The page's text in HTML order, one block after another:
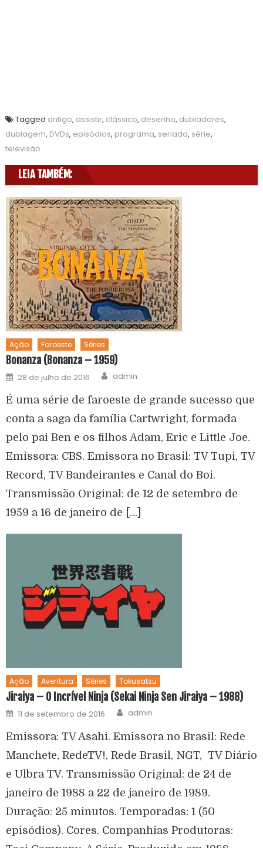
Tagged antigo, assistir, clássico, desenho, dubladores,
dublagem, DVDs, episódios, programa, seriado, série,
televisão
LEIA TAMBÉM:
Ação Faroeste Séries
Bonanza (Bonanza – 1959)
28 de julho de 2016 admin
É uma série de faroeste de grande sucesso que
conta a saga da família Cartwright, formada
pelo pai Ben e os filhos Adam, Eric e Little Joe.
Emissora: CBS. Emissora no Brasil: TV Tupi, TV
Record, TV Bandeirantes e Canal do Boi.
Transmissão Original: de 12 de setembro de
1959 a 16 de janeiro de […]
Ação Aventura Séries Tokusatsu
Jiraiya – O Incrível Ninja (Sekai Ninja Sen Jiraiya – 1988)
11 de setembro de 2016 admin
Emissora: TV Asahi. Emissora no Brasil: Rede
Manchete, RedeTV!, Rede Brasil, NGT, TV Diário
e Ulbra TV. Transmissão Original: de 24 de
janeiro de 1988 a 22 de janeiro de 1989.
Duração: 25 minutos. Temporadas: 1 (50
episódios). Cores. Companhias Produtoras: